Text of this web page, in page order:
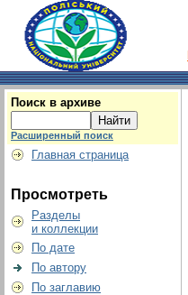
Поиск в архиве
Расширенный поиск
Главная страница
Просмотреть
Разделы
и коллекции
По дате
По автору
По заглавию